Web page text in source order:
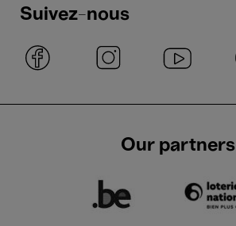
Suivez-nous
Our partners